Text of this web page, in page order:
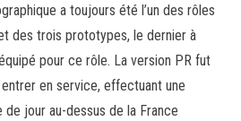
a toujours été l’un des rôles
des trois prototypes, le dernier à
pour ce rôle. La version PR fut
en service, effectuant une
jour au-dessus de la France